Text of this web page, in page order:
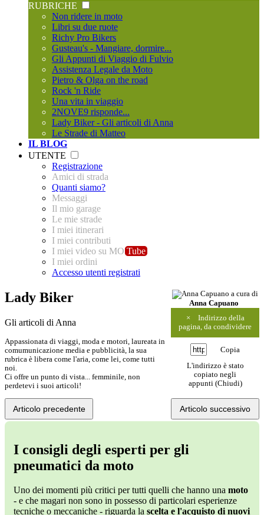
RUBRICHE
Non ridere in moto
Libri su due ruote
Richy Pro Bikers
Gusteau's - Mangiare, dormire...
Gli Appunti di Viaggio di Fulvio
Assistenza Legale da Moto
Pietro & Olga on the road
Rock 'n Ride
Una vita in viaggio
2NOVE9 risponde...
Lady Biker - Gli articoli di Anna
Le Strade di Matteo
IL BLOG
UTENTE
Registrazione
Amici di strada
Quanti siamo?
Messaggi
Il mio garage
Le mie strade
I miei itinerari
I miei contributi
I miei video su MO Tube
I miei ordini
Accesso utenti registrati
a cura di
Anna Capuano
×
Indirizzo della
pagina, da condividere
Copia
L'indirizzo è stato
copiato negli
appunti (Chiudi)
Lady Biker
Gli articoli di Anna
Appassionata di viaggi, moda e motori, laureata in
comumunicazione media e pubblicità, la sua
rubrica è libera come l'aria, come lei, come tutti
noi.
Ci offre un punto di vista... femminile, non
perdetevi i suoi articoli!
Articolo precedente Articolo successivo
I consigli degli esperti per gli
pneumatici da moto
Uno dei momenti più critici per tutti quelli che hanno una moto
- e che magari non sono in possesso di particolari esperienze
tecniche o meccaniche - riguarda la scelta e l'acquisto di nuovi